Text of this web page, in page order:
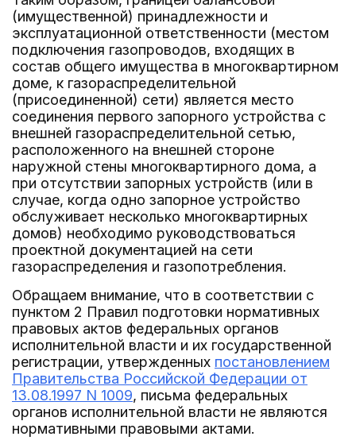
(имущественной) принадлежности и
эксплуатационной ответственности (местом
подключения газопроводов, входящих в
состав общего имущества в многоквартирном
доме, к газораспределительной
(присоединенной) сети) является место
соединения первого запорного устройства с
внешней газораспределительной сетью,
расположенного на внешней стороне
наружной стены многоквартирного дома, а
при отсутствии запорных устройств (или в
случае, когда одно запорное устройство
обслуживает несколько многоквартирных
домов) необходимо руководствоваться
проектной документацией на сети
газораспределения и газопотребления.
Обращаем внимание, что в соответствии с
пунктом 2 Правил подготовки нормативных
правовых актов федеральных органов
исполнительной власти и их государственной
регистрации, утвержденных постановлением
Правительства Российской Федерации от
13.08.1997 N 1009, письма федеральных
органов исполнительной власти не являются
нормативными правовыми актами.